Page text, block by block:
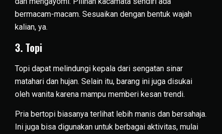
bermacam-macam. Sesuaikan dengan bentuk wajah
kalian, ya.
3. Topi
Topi dapat melindungi kepala dari sengatan sinar
matahari dan hujan. Selain itu, barang ini juga disukai
oleh wanita karena mampu memberi kesan trendi.
Pria bertopi biasanya terlihat lebih manis dan bersahaja.
Ini juga bisa digunakan untuk berbagai aktivitas, mulai